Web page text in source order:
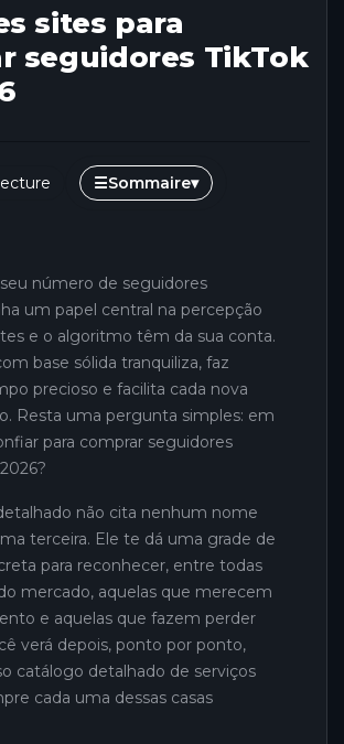
sites para
seguidores TikTok
☰Sommaire▾
seu número de seguidores
um papel central na percepção
e o algoritmo têm da sua conta.
base sólida tranquiliza, faz
precioso e facilita cada nova
Resta uma pergunta simples: em
para comprar seguidores
não cita nenhum nome
terceira. Ele te dá uma grade de
para reconhecer, entre todas
mercado, aquelas que merecem
e aquelas que fazem perder
verá depois, ponto por ponto,
catálogo detalhado de serviços
cada uma dessas casas